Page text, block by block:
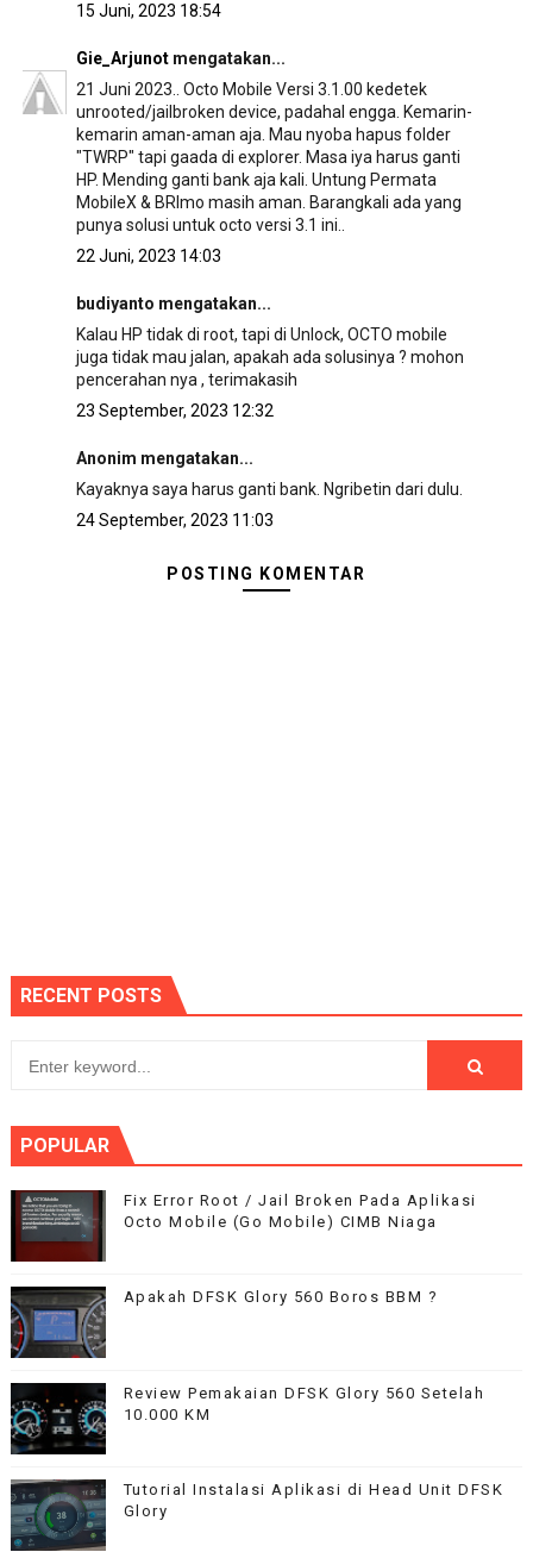
15 Juni, 2023 18:54
Gie_Arjunotmengatakan...
21 Juni 2023.. Octo Mobile Versi 3.1.00 kedetek
unrooted/jailbroken device, padahal engga. Kemarin-
kemarin aman-aman aja. Mau nyoba hapus folder
"TWRP" tapi gaada di explorer. Masa iya harus ganti
HP. Mending ganti bank aja kali. Untung Permata
MobileX & BRImo masih aman. Barangkali ada yang
punya solusi untuk octo versi 3.1 ini..
22 Juni, 2023 14:03
budiyanto mengatakan...
Kalau HP tidak di root, tapi di Unlock, OCTO mobile
juga tidak mau jalan, apakah ada solusinya ? mohon
pencerahan nya , terimakasih
23 September, 2023 12:32
Anonim mengatakan...
Kayaknya saya harus ganti bank. Ngribetin dari dulu.
24 September, 2023 11:03
POSTING KOMENTAR
RECENT POSTS
POPULAR
Fix Error Root / Jail Broken Pada Aplikasi
Octo Mobile (Go Mobile) CIMB Niaga
Apakah DFSK Glory 560 Boros BBM ?
Review Pemakaian DFSK Glory 560 Setelah
10.000 KM
Tutorial Instalasi Aplikasi di Head Unit DFSK
Glory